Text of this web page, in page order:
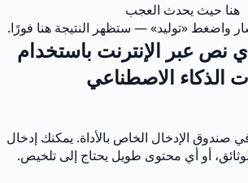
هنا حيث يحدث العجب
واضغط «توليد» — ستظهر النتيجة هنا فورًا.
عبر الإنترنت باستخدام
الذكاء الاصطناعي
الإدخال الخاص بالأداة. يمكنك إدخال
أو أي محتوى طويل يحتاج إلى تلخيص.